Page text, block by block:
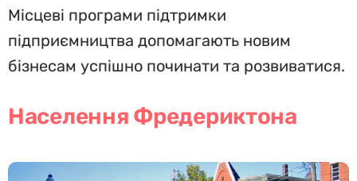
Місцеві програми підтримки
підприємництва допомагають новим
бізнесам успішно починати та розвиватися.
Населення Фредериктона